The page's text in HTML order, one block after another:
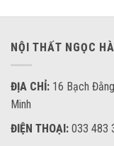
NỘI THẤT NGỌC HÀ
ĐỊA CHỈ: 16 Bạch
Minh
ĐIỆN THOẠI: 033 483